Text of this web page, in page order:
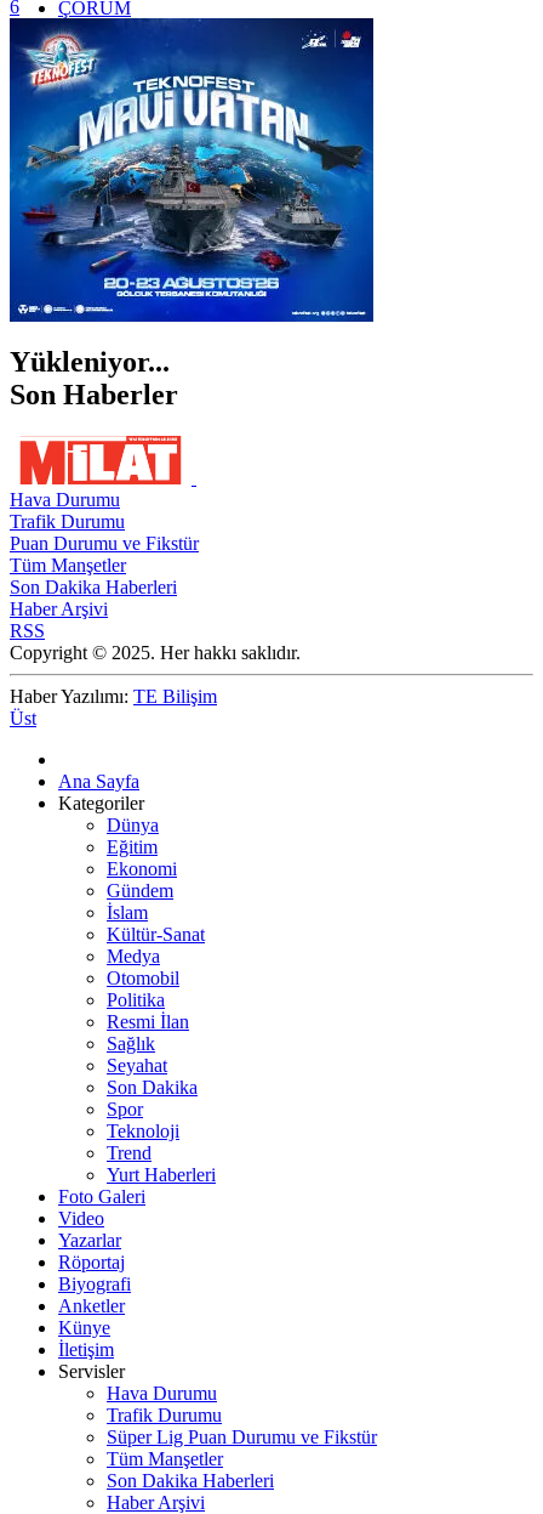
ÇORUM
İSTANBUL
İZMİR
ŞANLIURFA
ŞIRNAK
6
Yükleniyor...
Son Haberler
Hava Durumu
Trafik Durumu
Puan Durumu ve Fikstür
Tüm Manşetler
Son Dakika Haberleri
Haber Arşivi
RSS
Copyright © 2025. Her hakkı saklıdır.
Haber Yazılımı: TE Bilişim
Üst
Ana Sayfa
Kategoriler
Dünya
Eğitim
Ekonomi
Gündem
İslam
Kültür-Sanat
Medya
Otomobil
Politika
Resmi İlan
Sağlık
Seyahat
Son Dakika
Spor
Teknoloji
Trend
Yurt Haberleri
Foto Galeri
Video
Yazarlar
Röportaj
Biyografi
Anketler
Künye
İletişim
Servisler
Hava Durumu
Trafik Durumu
Süper Lig Puan Durumu ve Fikstür
Tüm Manşetler
Son Dakika Haberleri
Haber Arşivi